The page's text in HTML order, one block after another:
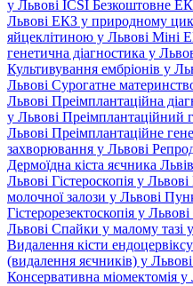
у Львові ICSI Безкоштовне
Львові ЕКЗ у природному
яйцеклітиною у Львові Міні
генетична діагностика у
Культивування ембріонів у
Львові Сурогатне
Львові Преімплантаційна
у Львові Преімплантаційний
Львові Преімплантаційне
захворювання у Львові
Дермоїдна кіста яєчника Львів
Львові Гістероскопія у Львові
молочної залози у Львові
Гістерорезектоскопія у Львові
Львові Спайки у малому тазі
Видалення кісти
(видалення яєчників) у Львові
Консервативна міомектомія у